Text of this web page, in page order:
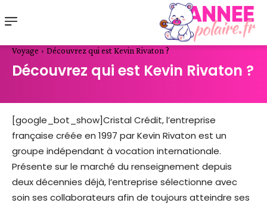
Voyage Découvrez qui est Kevin Rivaton ?
Découvrez qui est Kevin Rivaton ?
[google_bot_show]Cristal Crédit, l’entreprise
française créée en 1997 par Kevin Rivaton est un
groupe indépendant à vocation internationale.
Présente sur le marché du renseignement depuis
deux décennies déjà, l’entreprise sélectionne avec
soin ses collaborateurs afin de toujours atteindre ses